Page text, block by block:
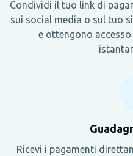
Condividi il tuo link di
sui social media o sul tuo
e ottengono
Ricevi i pagamenti